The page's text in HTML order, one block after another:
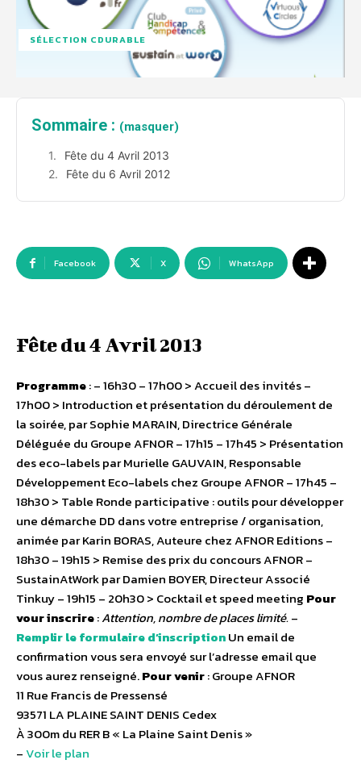
SÉLECTION CDURABLE
Sommaire : (masquer)
Fête du 4 Avril 2013
Fête du 6 Avril 2012
Facebook X WhatsApp
Fête du 4 Avril 2013
Programme: – 16h30 – 17h00 > Accueil des invités –
17h00 > Introduction et présentation du déroulement de
la soirée, par Sophie MARAIN, Directrice Générale
Déléguée du Groupe AFNOR – 17h15 – 17h45 > Présentation
des eco-labels par Murielle GAUVAIN, Responsable
Développement Eco-labels chez Groupe AFNOR – 17h45 –
18h30 > Table Ronde participative : outils pour développer
une démarche DD dans votre entreprise / organisation,
animée par Karin BORAS, Auteure chez AFNOR Editions –
18h30 – 19h15 > Remise des prix du concours AFNOR –
SustainAtWork par Damien BOYER, Directeur Associé
Tinkuy – 19h15 – 20h30 > Cocktail et speed meeting Pour
vour inscrire:Attention, nombre de places limité.–
Remplir le formulaire d’inscriptionUn email de
confirmation vous sera envoyé sur l’adresse email que
vous aurez renseigné.Pour venir: Groupe AFNOR
11 Rue Francis de Pressensé
93571 LA PLAINE SAINT DENIS Cedex
À 300m du RER B « La Plaine Saint Denis »
–Voir le plan